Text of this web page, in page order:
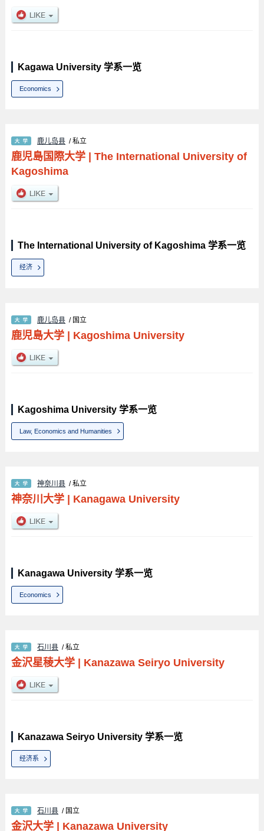
Kagawa University 学系一览
Economics
鹿儿岛县 / 私立
鹿児島国際大学| The International University of
Kagoshima
The International University of Kagoshima 学系一览
经济
鹿儿岛县 / 国立
鹿児島大学| Kagoshima University
Kagoshima University 学系一览
Law, Economics and Humanities
神奈川县 / 私立
神奈川大学| Kanagawa University
Kanagawa University 学系一览
Economics
石川县 / 私立
金沢星稜大学| Kanazawa Seiryo University
Kanazawa Seiryo University 学系一览
经济系
石川县 / 国立
金沢大学| Kanazawa University